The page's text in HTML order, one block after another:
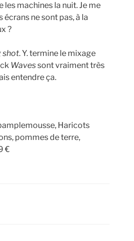
les machines la nuit. Je me
ne sont pas, à la
?
shot. Y. termine le mixage
Wavessont vraiment très
entendre ça.
Haricots
pommes de terre,
€